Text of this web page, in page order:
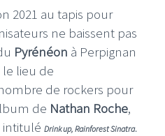
2021 au tapis pour
ne baissent pas
Pyrénéon à Perpignan
le lieu de
de rockers pour
de Nathan Roche,
Drink up, Rainforest Sinatra.